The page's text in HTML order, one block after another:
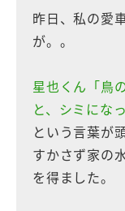
昨日、私の愛
が。。
星也くん「鳥
と、シミにな
という言葉が
すかさず家の
を得ました。